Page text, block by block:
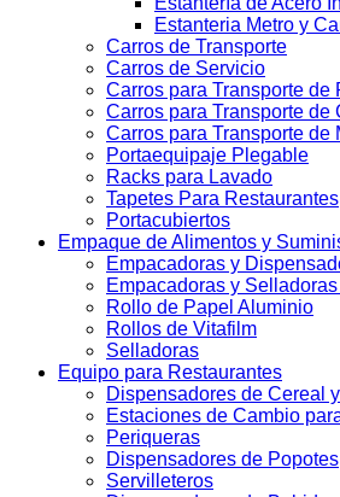
Estanteria Metro y
Carros de Transporte
Carros de Servicio
Carros para Transporte de
Carros para Transporte de
Carros para Transporte de
Portaequipaje Plegable
Racks para Lavado
Tapetes Para Restaurantes
Portacubiertos
Empaque de Alimentos y
Empacadoras y
Empacadoras y
Rollo de Papel Aluminio
Rollos de Vitafilm
Selladoras
Equipo para Restaurantes
Dispensadores de Cereal
Estaciones de Cambio
Periqueras
Dispensadores de Popotes
Servilleteros